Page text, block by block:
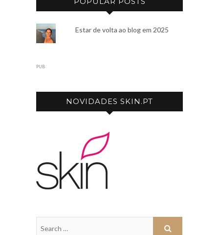
Estar de volta ao blog em 2025
PUB
NOVIDADES SKIN.PT